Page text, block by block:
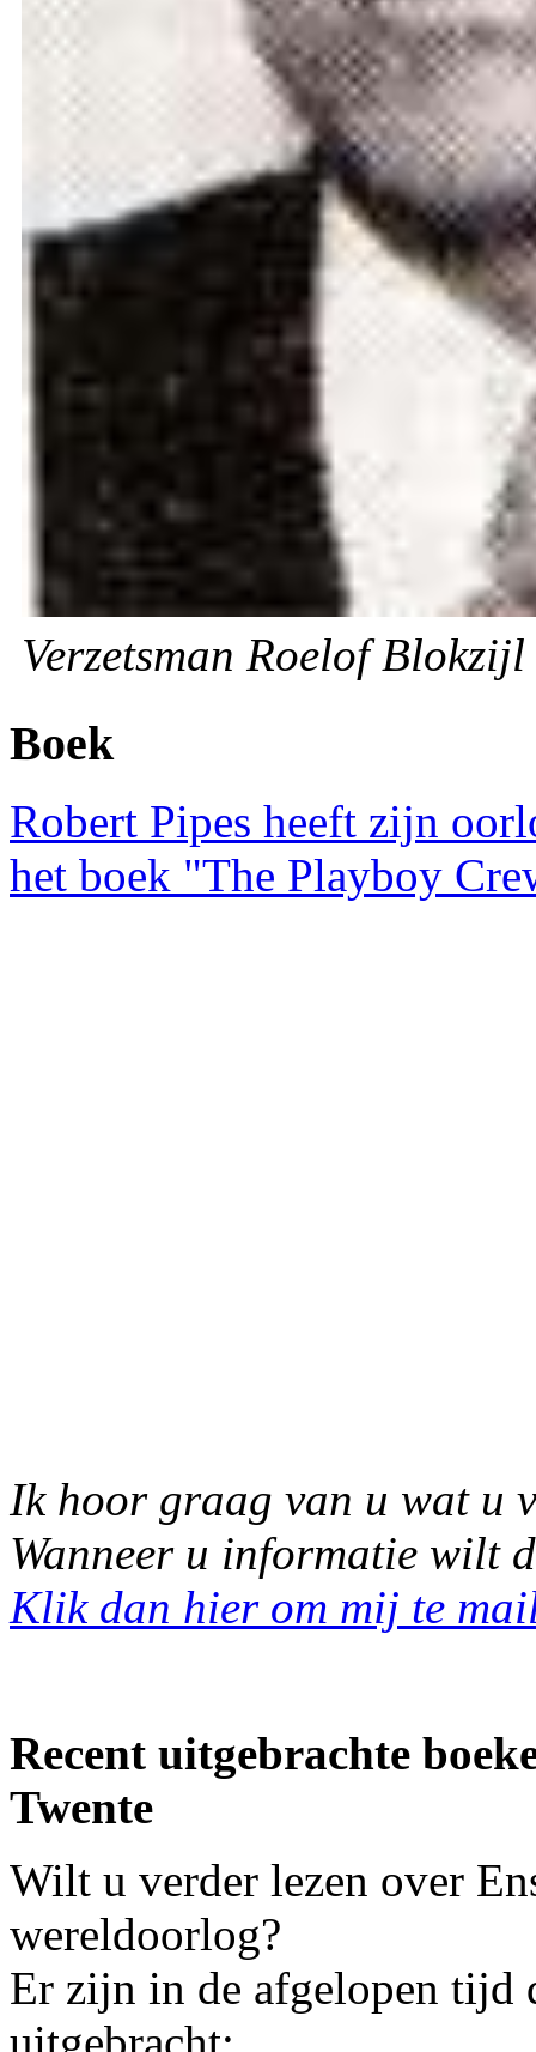
Verzetsman Roelof Blokzijl
Boek
Robert Pipes heeft zijn
het boek "The Playboy
Ik hoor graag van u wat u
Wanneer u informatie wilt
Klik dan hier om mij te
Recent uitgebrachte
Twente
Wilt u verder lezen over
wereldoorlog?
Er zijn in de afgelopen tijd